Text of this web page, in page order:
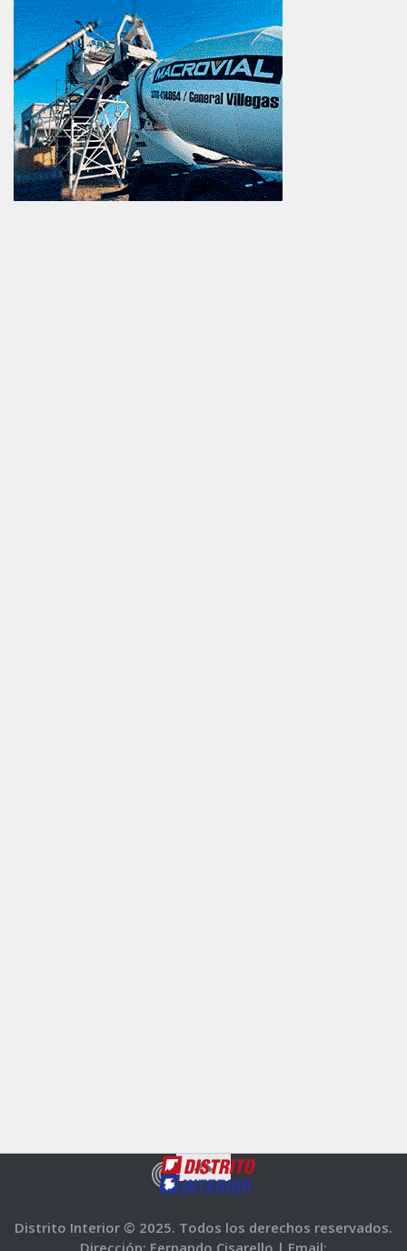
Distrito Interior © 2025. Todos los derechos reservados.